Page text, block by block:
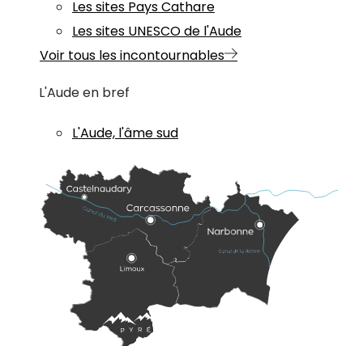
Les sites Pays Cathare
Les sites UNESCO de l'Aude
Voir tous les incontournables
L'Aude en bref
L'Aude, l'âme sud